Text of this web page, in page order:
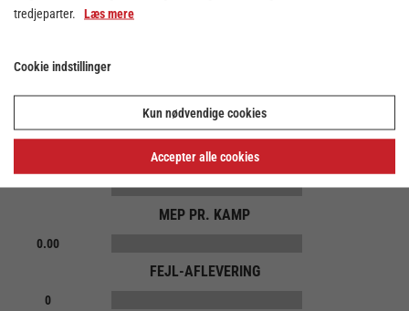
4
0.19
RØDT KORT.
0
MEP
MEP PR. KAMP
0.00
FEJL-AFLEVERING
0
tredjeparter. Læs mere
Cookie indstillinger
Kun nødvendige cookies
Accepter alle cookies